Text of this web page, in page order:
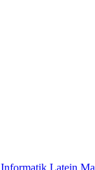
Informatik Latein